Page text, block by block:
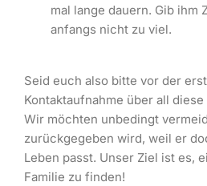
mal lange dauern. Gib ihm
anfangs nicht zu viel.
Seid euch also bitte vor der
Kontaktaufnahme über all
Wir möchten unbedingt
zurückgegeben wird, weil er
Leben passt. Unser Ziel ist es,
Familie zu finden!